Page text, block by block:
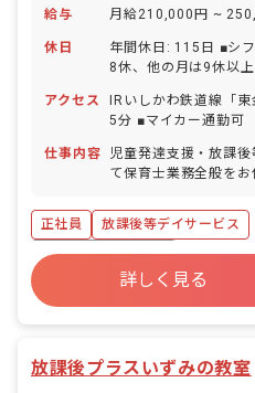
給与 月給210,000円 ~
休日
年間休日: 115日 ■シフト制（2月のみ月
8休、他の月は9休以
末年始休暇 ■夏季休暇
ーク ■慶弔休暇 ■産前
（取得率100%・復帰
暇 ■看護休暇
アクセス
IRいしかわ鉄道線「
5分 ■マイカー通勤可
仕事内容
児童発達支援・放課
て保育士業務全般をお任
様を対象としたサポー
ソーシャルスキルの訓
など
正社員
放課後等デイサービス
ボーナス・賞与あり
寮・住宅・家賃補助あり
社会
詳しく見る
放課後プラスいずみの教室